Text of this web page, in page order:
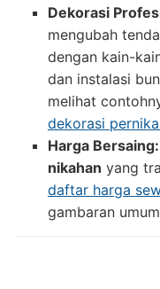
Dekorasi
mengubah
dengan kain-
dan instalasi
melihat
dekorasi
Harga Bersaing:
nikahan yang
daftar harga
gambaran